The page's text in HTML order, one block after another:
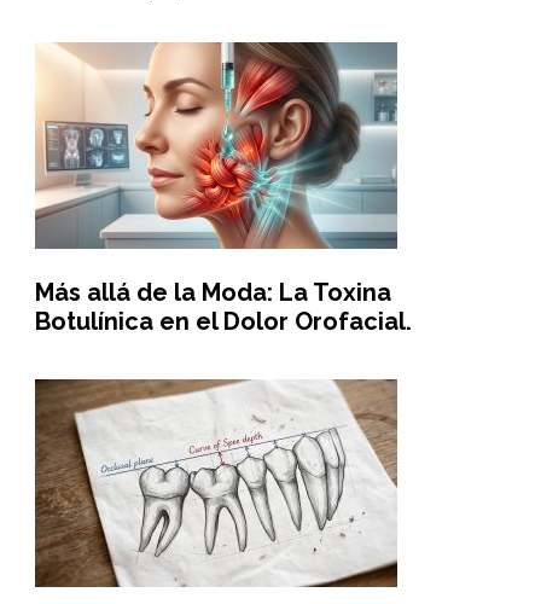
Más allá de la Moda: La Toxina
Botulínica en el Dolor Orofacial.